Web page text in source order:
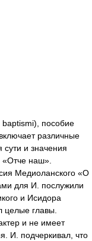
пособие
различные
сути и значения
«Отче наш».
Медиоланского «О
для И. послужили
и Исидора
целые главы.
и не имеет
И. подчеркивал, что